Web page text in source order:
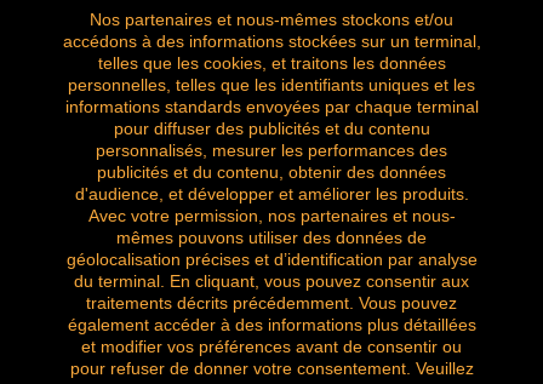
mail:Nous contacter
Appelez-nous maintenant: 0032 (0) 496.288.777
Suivez nous
Nos partenaires et nous-mêmes stockons et/ou
accédons à des informations stockées sur un terminal,
telles que les cookies, et traitons les données
personnelles, telles que les identifiants uniques et les
informations standards envoyées par chaque terminal
pour diffuser des publicités et du contenu
personnalisés, mesurer les performances des
publicités et du contenu, obtenir des données
d'audience, et développer et améliorer les produits.
Avec votre permission, nos partenaires et nous-
mêmes pouvons utiliser des données de
géolocalisation précises et d’identification par analyse
du terminal. En cliquant, vous pouvez consentir aux
traitements décrits précédemment. Vous pouvez
également accéder à des informations plus détaillées
et modifier vos préférences avant de consentir ou
pour refuser de donner votre consentement. Veuillez